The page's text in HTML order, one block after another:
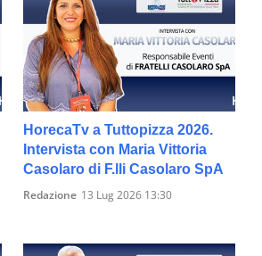
HorecaTv a Tuttopizza 2026.
Intervista con Maria Vittoria
Casolaro di F.lli Casolaro SpA
Redazione 13 Lug 2026 13:30